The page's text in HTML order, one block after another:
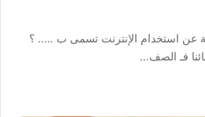
عن استخدام الإنترنت تسمى ب ….. ؟
فـ الصف…